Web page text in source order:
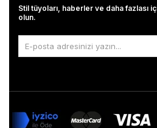
Stil tüyoları, haberler ve daha fazlası
olun.